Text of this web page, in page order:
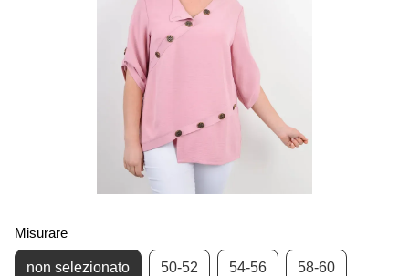
Misurare
non selezionato 50-52 54-56 58-60